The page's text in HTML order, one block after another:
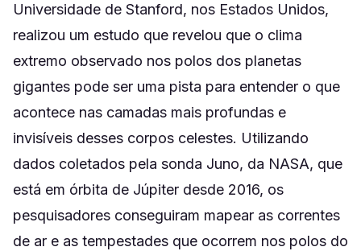
Universidade de Stanford, nos Estados Unidos,
realizou um estudo que revelou que o clima
extremo observado nos polos dos planetas
gigantes pode ser uma pista para entender o que
acontece nas camadas mais profundas e
invisíveis desses corpos celestes. Utilizando
dados coletados pela sonda Juno, da NASA, que
está em órbita de Júpiter desde 2016, os
pesquisadores conseguiram mapear as correntes
de ar e as tempestades que ocorrem nos polos do